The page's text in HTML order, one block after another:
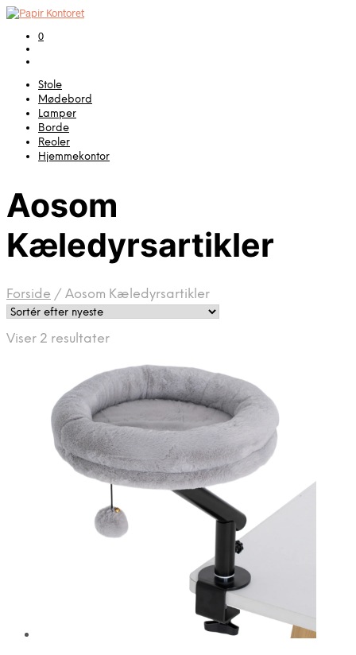
0
Stole
Mødebord
Lamper
Borde
Reoler
Hjemmekontor
Aosom
Kæledyrsartikler
Forside / Aosom Kæledyrsartikler
Viser 2 resultaterSorteret
seneste